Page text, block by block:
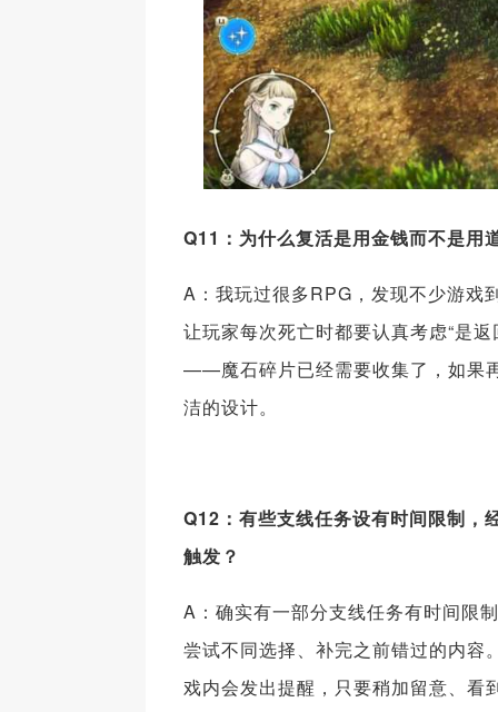
Q11：为什么复活是用金钱而不是用
A：我玩过很多RPG，发现不少游戏
让玩家每次死亡时都要认真考虑“是
——魔石碎片已经需要收集了，如果
洁的设计。
Q12：有些支线任务设有时间限制，
触发？
A：确实有一部分支线任务有时间限
尝试不同选择、补完之前错过的内容
戏内会发出提醒，只要稍加留意、看